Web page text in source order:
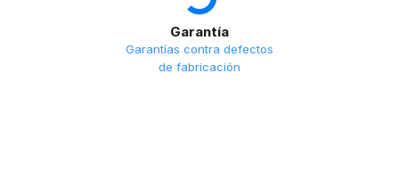
Garantía
Garantías contra defectos
de fabricación